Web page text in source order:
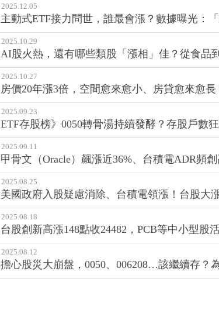
2025.12.05
主動式ETF接力問世，誰最會漲？數據曝光：
2025.10.29
AI股火熱，還有哪些類股「漲相」佳？從食品
2025.10.27
房價20年漲3倍，空間愈來愈小、房貸愈來愈
2025.09.23
ETF存股榜》0050轉骨湯持續發酵？存股戶數
2025.09.11
甲骨文（Oracle）飆漲近36%、台積電ADR頻
2025.08.25
美國政府入股疑慮消除、台積電領漲！台股大
2025.08.18
台股創新高漲148點收24482，PCB等中小型股
2025.08.12
擔心股災大崩盤，0050、006208…該繼續存？